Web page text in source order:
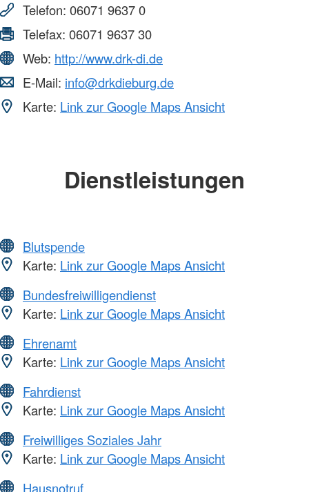
Telefon: 06071 9637 0
Telefax: 06071 9637 30
Web: http://www.drk-di.de
E-Mail: info@drkdieburg.de
Karte: Link zur Google Maps Ansicht
Dienstleistungen
Blutspende
Karte: Link zur Google Maps Ansicht
Bundesfreiwilligendienst
Karte: Link zur Google Maps Ansicht
Ehrenamt
Karte: Link zur Google Maps Ansicht
Fahrdienst
Karte: Link zur Google Maps Ansicht
Freiwilliges Soziales Jahr
Karte: Link zur Google Maps Ansicht
Hausnotruf